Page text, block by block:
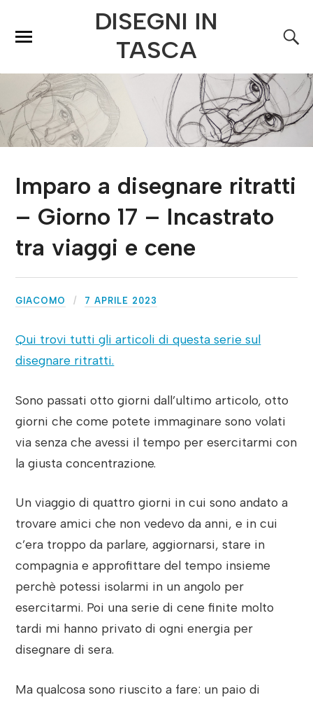
DISEGNI IN
TASCA
Imparo a disegnare ritratti
– Giorno 17 – Incastrato
tra viaggi e cene
GIACOMO 7 APRILE 2023
Qui trovi tutti gli articoli di questa serie sul
disegnare ritratti.
Sono passati otto giorni dall’ultimo articolo, otto
giorni che come potete immaginare sono volati
via senza che avessi il tempo per esercitarmi con
la giusta concentrazione.
Un viaggio di quattro giorni in cui sono andato a
trovare amici che non vedevo da anni, e in cui
c’era troppo da parlare, aggiornarsi, stare in
compagnia e approfittare del tempo insieme
perchè potessi isolarmi in un angolo per
esercitarmi. Poi una serie di cene finite molto
tardi mi hanno privato di ogni energia per
disegnare di sera.
Ma qualcosa sono riuscito a fare: un paio di